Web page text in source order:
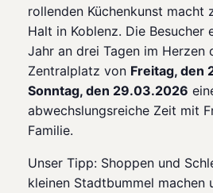
rollenden Küchenkunst macht
Halt in Koblenz. Die Besucher
Jahr an drei Tagen im Herzen
Zentralplatz von Freitag, den
Sonntag, den 29.03.2026
abwechslungsreiche Zeit mit
Familie.
Unser Tipp: Shoppen und
kleinen Stadtbummel machen